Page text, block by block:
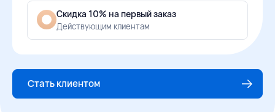
Скидка 10% на первый заказ
Действующим клиентам
Стать клиентом